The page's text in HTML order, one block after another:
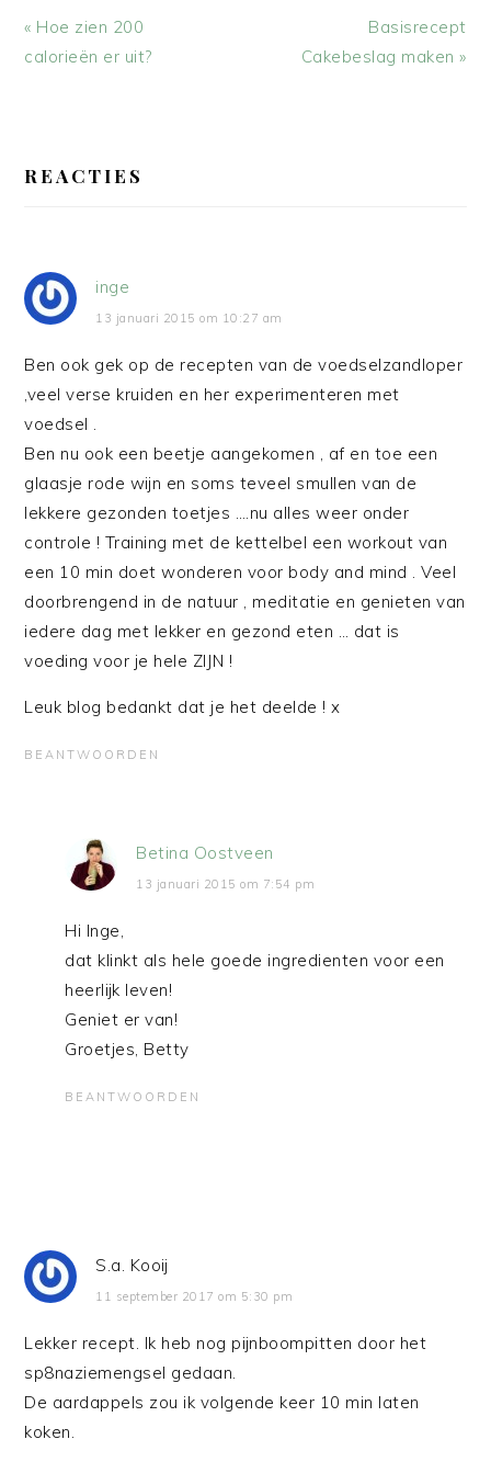
Vorig
bericht:
« Hoe zien 200
calorieën er uit?
Volgend
bericht:
Basisrecept
Cakebeslag maken »
INTERACTIES
REACTIES
inge
13 januari 2015 om 10:27 am
Ben ook gek op de recepten van de voedselzandloper
,veel verse kruiden en her experimenteren met
voedsel .
Ben nu ook een beetje aangekomen , af en toe een
glaasje rode wijn en soms teveel smullen van de
lekkere gezonden toetjes ….nu alles weer onder
controle ! Training met de kettelbel een workout van
een 10 min doet wonderen voor body and mind . Veel
doorbrengend in de natuur , meditatie en genieten van
iedere dag met lekker en gezond eten … dat is
voeding voor je hele ZIJN !
Leuk blog bedankt dat je het deelde ! x
BEANTWOORDEN
Betina Oostveen
13 januari 2015 om 7:54 pm
Hi Inge,
dat klinkt als hele goede ingredienten voor een
heerlijk leven!
Geniet er van!
Groetjes, Betty
BEANTWOORDEN
S.a. Kooij
11 september 2017 om 5:30 pm
Lekker recept. Ik heb nog pijnboompitten door het
sp8naziemengsel gedaan.
De aardappels zou ik volgende keer 10 min laten
koken.